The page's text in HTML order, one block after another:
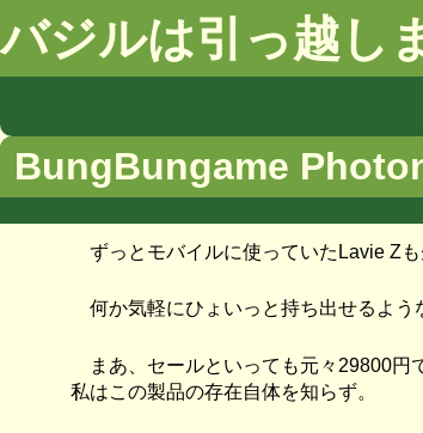
バジルは引っ越し
BungBungame
ずっとモバイルに使っていたLavie Z
何か気軽にひょいっと持ち出せるよう
まあ、セールといっても元々29800
私はこの製品の存在自体を知らず。